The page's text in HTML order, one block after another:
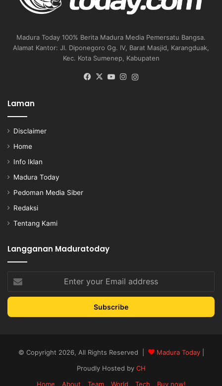
Madura Today 100% Berita Madura Media Pemersatu Bangsa.
Alamat Kantor: Jl. Diponegoro Gg. IV, Barat Masjid, Karangduak,
Kec. Kota Sumenep, Kabupaten
Facebook
X YouTubeInstagram
Laman
Disclaimer
Home
Info Iklan
Madura Today
Pedoman Media Siber
Redaksi
Tentang Kami
Langganan Maduratoday
your
Email
© Copyright 2026, All Rights Reserved | Madura Today
Proudly Hosted by CH
Home
About Team World Tech Buy now!